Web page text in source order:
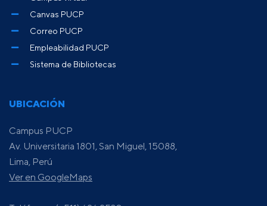
UBICACIÓN
Campus PUCP
Av. Universitaria 1801, San Miguel, 15088,
Lima, Perú
Ver en GoogleMaps
Canvas PUCP
Correo PUCP
Empleabilidad PUCP
Sistema de Bibliotecas